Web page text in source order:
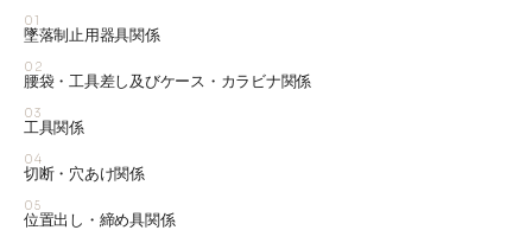
01
墜落制止用器具関係
02
腰袋・工具差し及びケース・カラビナ関係
03
工具関係
04
切断・穴あけ関係
05
位置出し・締め具関係